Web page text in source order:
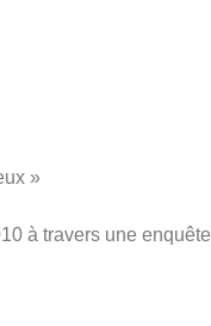
»
à travers une enquête